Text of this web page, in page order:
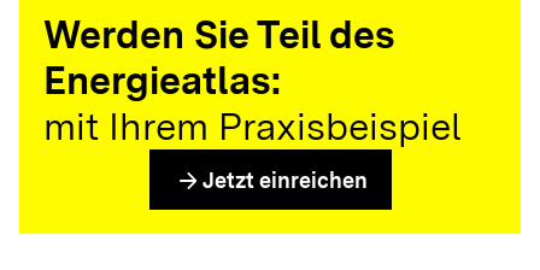
Werden Sie Teil des
Energieatlas:
mit Ihrem Praxisbeispiel
arrow_forward Jetzt einreichen